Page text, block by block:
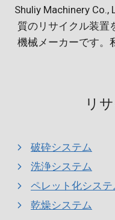
Shuliy Machinery
質のリサイクル装置
機械メーカーです。
リ
破砕システム
洗浄システム
ペレット化システ
乾燥システム